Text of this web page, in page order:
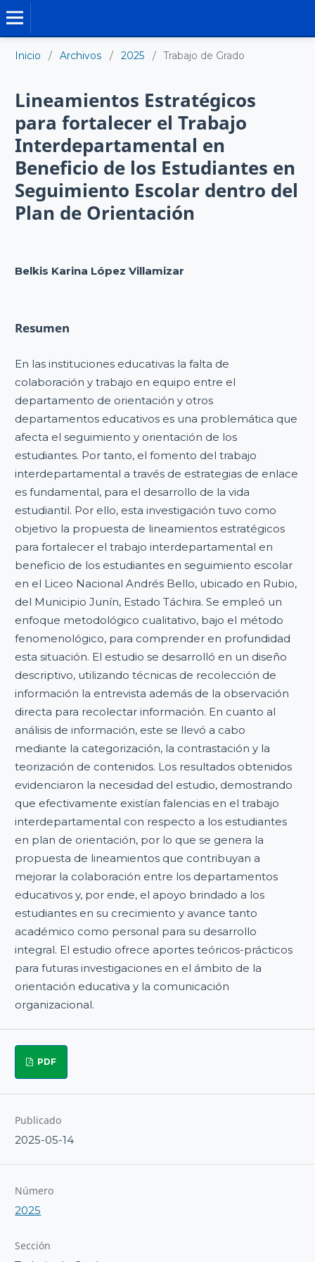
Inicio / Archivos / 2025 / Trabajo de Grado
Lineamientos Estratégicos
para fortalecer el Trabajo
Interdepartamental en
Beneficio de los Estudiantes en
Seguimiento Escolar dentro del
Plan de Orientación
Belkis Karina López Villamizar
Resumen
En las instituciones educativas la falta de
colaboración y trabajo en equipo entre el
departamento de orientación y otros
departamentos educativos es una problemática que
afecta el seguimiento y orientación de los
estudiantes. Por tanto, el fomento del trabajo
interdepartamental a través de estrategias de enlace
es fundamental, para el desarrollo de la vida
estudiantil. Por ello, esta investigación tuvo como
objetivo la propuesta de lineamientos estratégicos
para fortalecer el trabajo interdepartamental en
beneficio de los estudiantes en seguimiento escolar
en el Liceo Nacional Andrés Bello, ubicado en Rubio,
del Municipio Junín, Estado Táchira. Se empleó un
enfoque metodológico cualitativo, bajo el método
fenomenológico, para comprender en profundidad
esta situación. El estudio se desarrolló en un diseño
descriptivo, utilizando técnicas de recolección de
información la entrevista además de la observación
directa para recolectar información. En cuanto al
análisis de información, este se llevó a cabo
mediante la categorización, la contrastación y la
teorización de contenidos. Los resultados obtenidos
evidenciaron la necesidad del estudio, demostrando
que efectivamente existían falencias en el trabajo
interdepartamental con respecto a los estudiantes
en plan de orientación, por lo que se genera la
propuesta de lineamientos que contribuyan a
mejorar la colaboración entre los departamentos
educativos y, por ende, el apoyo brindado a los
estudiantes en su crecimiento y avance tanto
académico como personal para su desarrollo
integral. El estudio ofrece aportes teóricos-prácticos
para futuras investigaciones en el ámbito de la
orientación educativa y la comunicación
organizacional.
PDF
Publicado
2025-05-14
Número
2025
Sección